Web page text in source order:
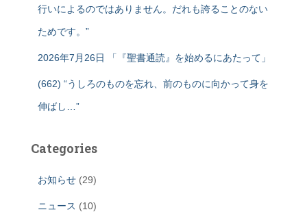
行いによるのではありません。だれも誇ることのない
ためです。”
2026年7月26日 「『聖書通読』を始めるにあたって」
(662) “うしろのものを忘れ、前のものに向かって身を
伸ばし…”
Categories
お知らせ (29)
ニュース (10)